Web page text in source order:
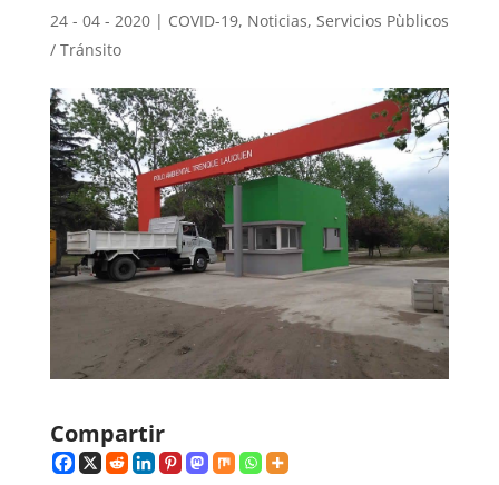
24 - 04 - 2020| COVID-19, Noticias, Servicios Pùblicos
/ Tránsito
Compartir